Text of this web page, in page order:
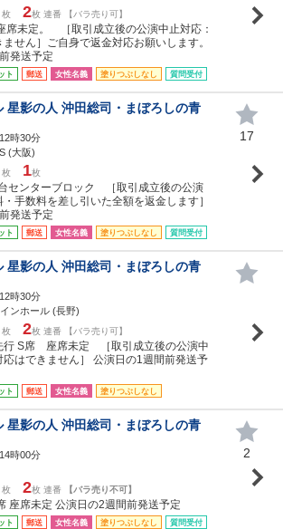
枚 2枚 連番 【バラ売り可】
席未定。 ［取引成立後の公演中止対応：
せん］ご自身で返金対応お願いします。
発送予定
ト 郵送 女性名義 塗りつぶしなし 質問受付
星影の人 沖田総司・まぼろしの青
時30分
(大阪)
枚 1枚
センターブロック ［取引成立後の公演
手数料を差し引いた全額を返金します］
発送予定
ト 郵送 女性名義 塗りつぶしなし 質問受付
17
星影の人 沖田総司・まぼろしの青
時30分
ンホール (長野)
枚 2枚 連番 【バラ売り可】
行 S席 座席未定 ［取引成立後の公演中
応はできません］ 公演日の1週間前発送予
ト 郵送 女性名義 塗りつぶしなし
星影の人 沖田総司・まぼろしの青
時00分
枚 2枚 連番 【バラ売り不可】
座席未定 公演日の2週間前発送予定
ト 郵送 女性名義 塗りつぶしなし 質問受付
2